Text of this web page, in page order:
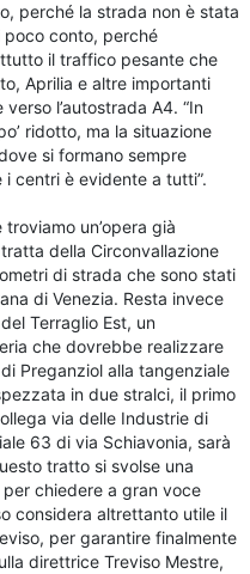
perché la strada non è stata
poco conto, perché
il traffico pesante che
Aprilia e altre importanti
l’autostrada A4. “In
ridotto, ma la situazione
si formano sempre
centri è evidente a tutti”.
un’opera già
della Circonvallazione
di strada che sono stati
di Venezia. Resta invece
Terraglio Est, un
che dovrebbe realizzare
Preganziol alla tangenziale
in due stralci, il primo
via delle Industrie di
63 di via Schiavonia, sarà
tratto si svolse una
chiedere a gran voce
considera altrettanto utile il
per garantire finalmente
direttrice Treviso Mestre,